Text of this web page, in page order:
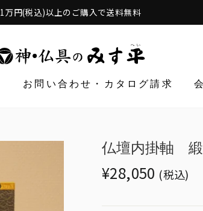
1万円(税込)以上のご購入で送料無料
お問い合わせ・カタログ請求
仏壇内掛軸
Translation
missing:
¥28,050 (税込)